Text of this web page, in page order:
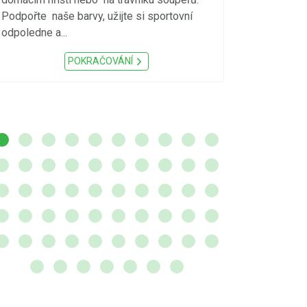
Podpořte naše barvy, užijte si sportovní
odpoledne a...
POKRAČOVÁNÍ